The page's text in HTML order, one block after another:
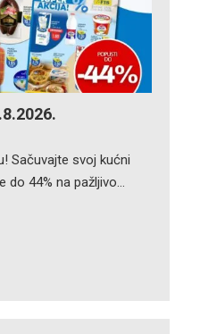
Sačuvajte svoj kućni
do 44% na pažljivo…